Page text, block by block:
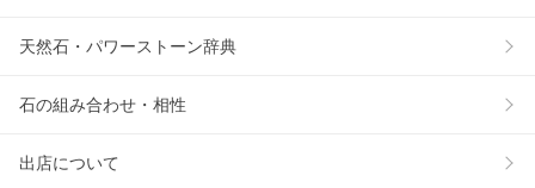
天然石・パワーストーン辞典
石の組み合わせ・相性
出店について